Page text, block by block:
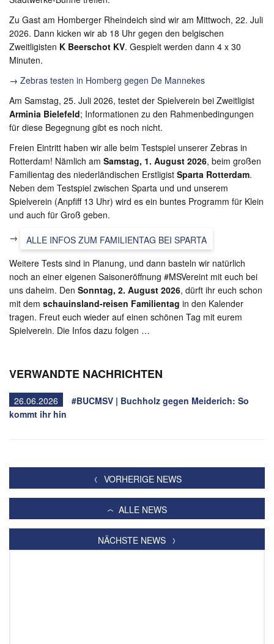
Zu Gast am Homberger Rheindeich sind wir am Mittwoch, 22. Juli
2026. Dann kicken wir ab 18 Uhr gegen den belgischen
Zweitligisten K Beerschot KV. Gespielt werden dann 4 x 30
Minuten.
→ Zebras testen in Homberg gegen De Mannekes
Am Samstag, 25. Juli 2026, testet der Spielverein bei Zweitligist
Arminia Bielefeld; Informationen zu den Rahmenbedingungen
für diese Begegnung gibt es noch nicht.
Freien Eintritt haben wir alle beim Testspiel unserer Zebras in
Rotterdam! Nämlich am Samstag, 1. August 2026, beim großen
Familientag des niederländischen Erstligist Sparta Rotterdam.
Neben dem Testspiel zwischen Sparta und und unserem
Spielverein (Anpfiff 13 Uhr) wird es ein buntes Programm für Klein
und auch für Groß geben.
→
ALLE INFOS ZUM FAMILIENTAG BEI SPARTA
Weitere Tests sind in Planung, und dann basteln wir natürlich
noch an einer eigenen Saisoneröffnung #MSVereint mit euch bei
uns daheim. Den Sonntag, 2. August 2026, dürft ihr euch schon
mit dem schauinsland-reisen Familientag in den Kalender
tragen. Freut euch wieder auf einen schönen Tag mit eurem
Spielverein. Die Infos dazu folgen …
VERWANDTE NACHRICHTEN
26.06.2026
#BUCMSV | Buchholz gegen Meiderich: So
kommt ihr hin
VORHERIGE NEWS
ALLE NEWS
NÄCHSTE NEWS